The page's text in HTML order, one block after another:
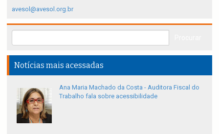
avesol@avesol.org.br
Notícias mais acessadas
Ana Maria Machado da Costa - Auditora Fiscal do
Trabalho fala sobre acessibilidade